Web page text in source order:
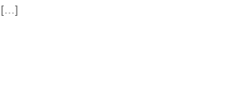
[…]